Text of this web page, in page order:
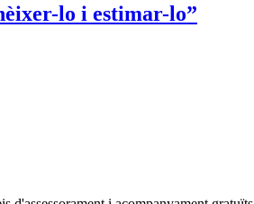
lo i estimar-lo”